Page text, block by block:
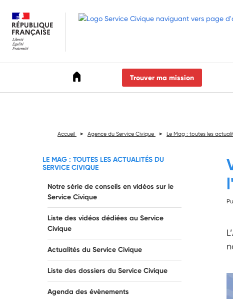
Trouver ma mission
Accueil Agence du Service Civique Le Mag : toutes les
LE MAG : TOUTES LES ACTUALITÉS DU
SERVICE CIVIQUE
Notre série de conseils en vidéos sur le
Service Civique
Liste des vidéos dédiées au Service
Civique
Actualités du Service Civique
Liste des dossiers du Service Civique
Agenda des évènements